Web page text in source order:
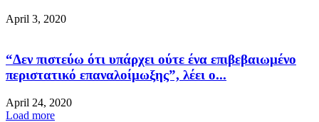
April 3, 2020
“Δεν πιστεύω ότι υπάρχει ούτε ένα επιβεβαιωμένο
περιστατικό επαναλοίμωξης”, λέει ο...
April 24, 2020
Load more